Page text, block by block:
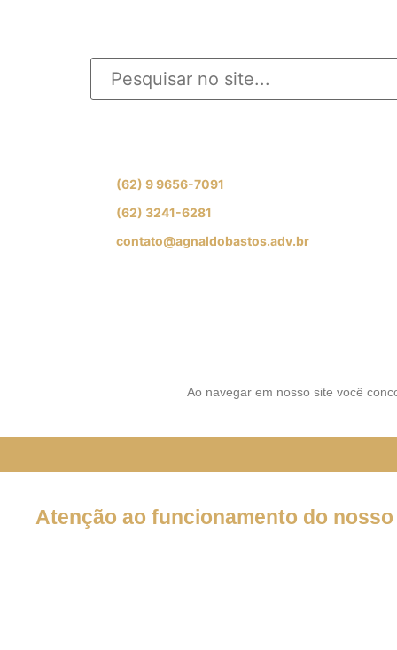
(62) 9 9656-7091
(62) 3241-6281
contato@agnaldobastos.adv.br
Ao navegar em nosso site você
Atenção ao funcionamento do